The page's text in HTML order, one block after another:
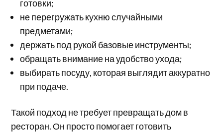
готовки;
не перегружать кухню случайными
предметами;
держать под рукой базовые инструменты;
обращать внимание на удобство ухода;
выбирать посуду, которая выглядит аккуратно
при подаче.
Такой подход не требует превращать дом в
ресторан. Он просто помогает готовить